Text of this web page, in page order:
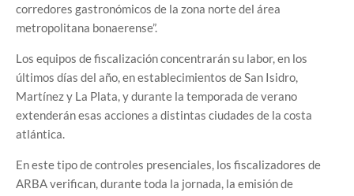
corredores gastronómicos de la zona norte del área
metropolitana bonaerense”.
Los equipos de fiscalización concentrarán su labor, en los
últimos días del año, en establecimientos de San Isidro,
Martínez y La Plata, y durante la temporada de verano
extenderán esas acciones a distintas ciudades de la costa
atlántica.
En este tipo de controles presenciales, los fiscalizadores de
ARBA verifican, durante toda la jornada, la emisión de